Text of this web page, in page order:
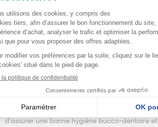
Comment choisir une brosse à dents
une brosse à dent adaptée est essentiel afin
d'assurer une bonne hygiène bucco-dentaire et